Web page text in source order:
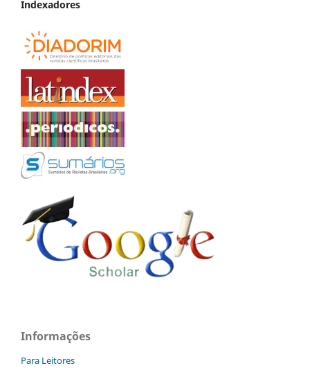
Indexadores
Informações
Para Leitores